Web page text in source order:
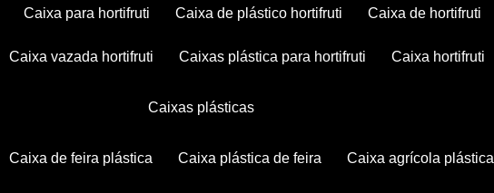
caixa para hortifruti caixa de plástico hortifruti caixa de hortifruti
caixa vazada hortifruti caixas plástica para hortifruti caixa hortifruti
caixas plásticas
caixa de feira plástica caixa plástica de feira caixa agrícola plástica